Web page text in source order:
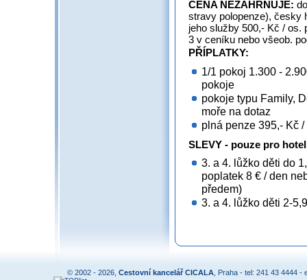
CENA NEZAHRNUJE:
stravy polopenze), česky
jeho služby 500,- Kč / os.
3 v ceníku nebo všeob.
PŘÍPLATKY:
1/1 pokoj 1.300 -
pokoje
pokoje typu Family,
moře na dotaz
plná penze 395,- Kč
SLEVY - pouze pro hotel
3. a 4. lůžko děti do
poplatek 8 € / den
předem)
3. a 4. lůžko děti 2-
© 2002 - 2026, Cestovní kancelář CICALA , Praha - tel: 241 43 4444 -